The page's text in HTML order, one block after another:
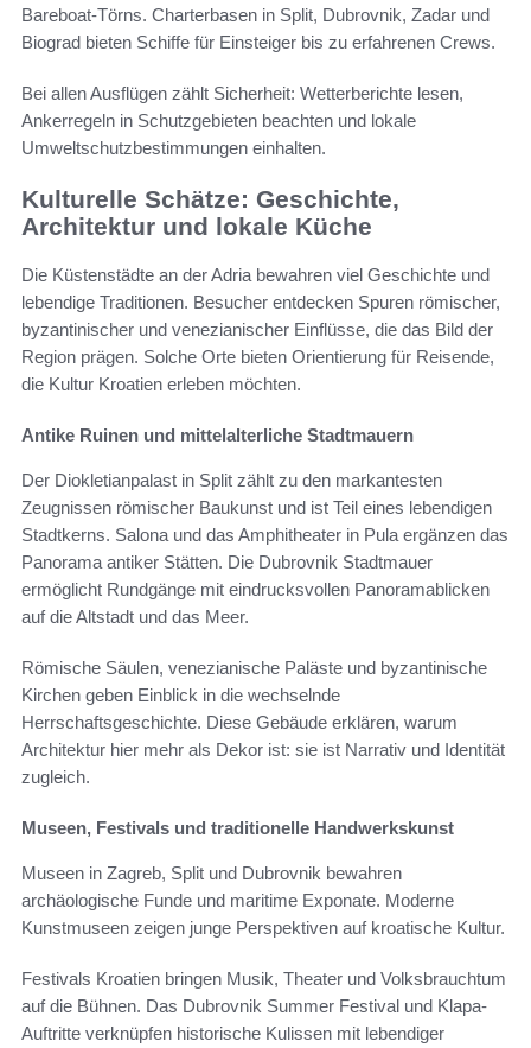
Bareboat-Törns. Charterbasen in Split, Dubrovnik, Zadar und
Biograd bieten Schiffe für Einsteiger bis zu erfahrenen Crews.
Bei allen Ausflügen zählt Sicherheit: Wetterberichte lesen,
Ankerregeln in Schutzgebieten beachten und lokale
Umweltschutzbestimmungen einhalten.
Kulturelle Schätze: Geschichte,
Architektur und lokale Küche
Die Küstenstädte an der Adria bewahren viel Geschichte und
lebendige Traditionen. Besucher entdecken Spuren römischer,
byzantinischer und venezianischer Einflüsse, die das Bild der
Region prägen. Solche Orte bieten Orientierung für Reisende,
die Kultur Kroatien erleben möchten.
Antike Ruinen und mittelalterliche Stadtmauern
Der Diokletianpalast in Split zählt zu den markantesten
Zeugnissen römischer Baukunst und ist Teil eines lebendigen
Stadtkerns. Salona und das Amphitheater in Pula ergänzen das
Panorama antiker Stätten. Die Dubrovnik Stadtmauer
ermöglicht Rundgänge mit eindrucksvollen Panoramablicken
auf die Altstadt und das Meer.
Römische Säulen, venezianische Paläste und byzantinische
Kirchen geben Einblick in die wechselnde
Herrschaftsgeschichte. Diese Gebäude erklären, warum
Architektur hier mehr als Dekor ist: sie ist Narrativ und Identität
zugleich.
Museen, Festivals und traditionelle Handwerkskunst
Museen in Zagreb, Split und Dubrovnik bewahren
archäologische Funde und maritime Exponate. Moderne
Kunstmuseen zeigen junge Perspektiven auf kroatische Kultur.
Festivals Kroatien bringen Musik, Theater und Volksbrauchtum
auf die Bühnen. Das Dubrovnik Summer Festival und Klapa-
Auftritte verknüpfen historische Kulissen mit lebendiger